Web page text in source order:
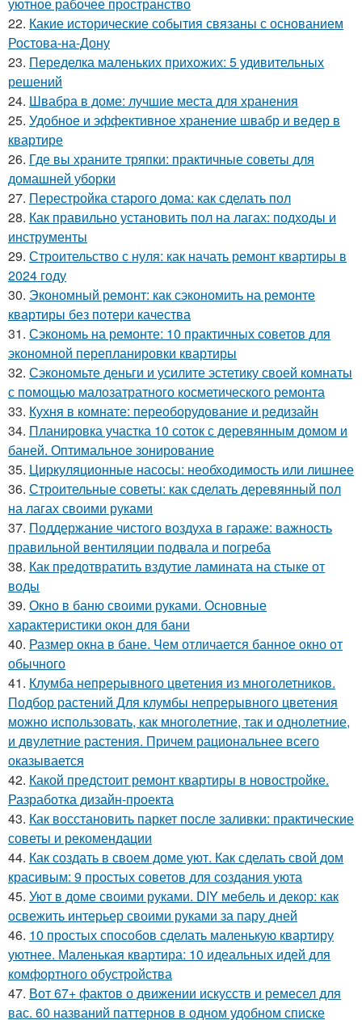
уютное рабочее пространство
22. Какие исторические события связаны с основанием
Ростова-на-Дону
23. Переделка маленьких прихожих: 5 удивительных
решений
24. Швабра в доме: лучшие места для хранения
25. Удобное и эффективное хранение швабр и ведер в
квартире
26. Где вы храните тряпки: практичные советы для
домашней уборки
27. Перестройка старого дома: как сделать пол
28. Как правильно установить пол на лагах: подходы и
инструменты
29. Строительство с нуля: как начать ремонт квартиры в
2024 году
30. Экономный ремонт: как сэкономить на ремонте
квартиры без потери качества
31. Сэкономь на ремонте: 10 практичных советов для
экономной перепланировки квартиры
32. Сэкономьте деньги и усилите эстетику своей комнаты
с помощью малозатратного косметического ремонта
33. Кухня в комнате: переоборудование и редизайн
34. Планировка участка 10 соток с деревянным домом и
баней. Оптимальное зонирование
35. Циркуляционные насосы: необходимость или лишнее
36. Строительные советы: как сделать деревянный пол
на лагах своими руками
37. Поддержание чистого воздуха в гараже: важность
правильной вентиляции подвала и погреба
38. Как предотвратить вздутие ламината на стыке от
воды
39. Окно в баню своими руками. Основные
характеристики окон для бани
40. Размер окна в бане. Чем отличается банное окно от
обычного
41. Клумба непрерывного цветения из многолетников.
Подбор растений Для клумбы непрерывного цветения
можно использовать, как многолетние, так и однолетние,
и двулетние растения. Причем рациональнее всего
оказывается
42. Какой предстоит ремонт квартиры в новостройке.
Разработка дизайн-проекта
43. Как восстановить паркет после заливки: практические
советы и рекомендации
44. Как создать в своем доме уют. Как сделать свой дом
красивым: 9 простых советов для создания уюта
45. Уют в доме своими руками. DIY мебель и декор: как
освежить интерьер своими руками за пару дней
46. 10 простых способов сделать маленькую квартиру
уютнее. Маленькая квартира: 10 идеальных идей для
комфортного обустройства
47. Вот 67+ фактов о движении искусств и ремесел для
вас. 60 названий паттернов в одном удобном списке